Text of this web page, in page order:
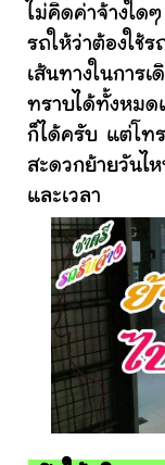
ไม่คิดค่าจ้างใด
รถให้ว่าต้องใช้
เส้นทางในการ
ทราบได้ทั้งหมด
ก็ได้ครับ แต่โทร
สะดวกย้ายวันไ
และเวลา